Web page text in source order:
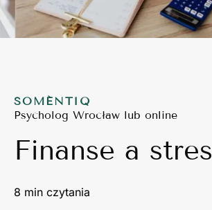
SOMÉNTIQ
Psycholog Wrocław lub online
Finanse a stres